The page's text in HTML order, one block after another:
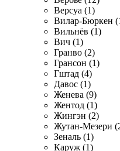
Версуа (1)
Вилар-Бюркен
Вильнёв (1)
Вич (1)
Гранво (2)
Грансон (1)
Гштад (4)
Давос (1)
Женева (9)
Жентод (1)
Жингэн (2)
Жутан-Мезери
Зеналь (1)
Каруж (1)